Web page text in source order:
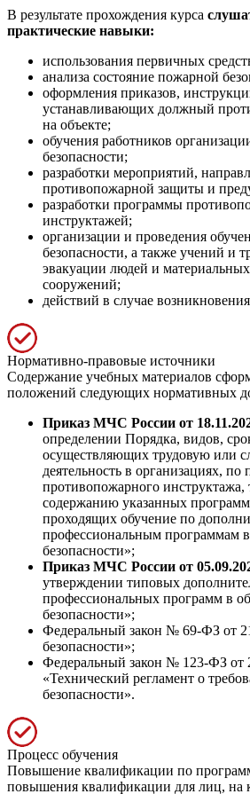
В результате прохождения курса
практические навыки:
использования первичных
анализа состояние пожарной
оформления приказов,
устанавливающих должный
на объекте;
обучения работников
безопасности;
разработки мероприятий,
противопожарной защиты и
разработки программы
инструктажей;
организации и проведения
безопасности, а также учений и
эвакуации людей и
сооружений;
действий в случае
Нормативно-правовые источники
Содержание учебных материалов
положений следующих нормативных
Приказ МЧС России от
определении Порядка, видов,
осуществляющих трудовую или
деятельность в организациях, по
противопожарного инструктажа,
содержанию указанных
проходящих обучение по
профессиональным программам
безопасности»;
Приказ МЧС России от
утверждении типовых
профессиональных программ в
безопасности»;
Федеральный закон № 69-ФЗ от
безопасности»;
Федеральный закон № 123-ФЗ от
«Технический регламент о
безопасности».
Процесс обучения
Повышение квалификации по
повышения квалификации для лиц, на